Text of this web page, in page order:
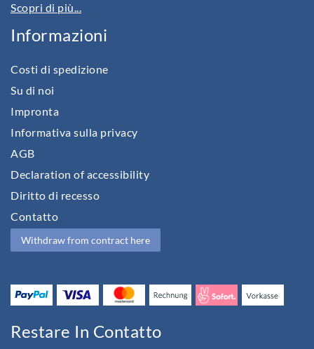
Scopri di più...
Informazioni
Costi di spedizione
Su di noi
Impronta
Informativa sulla privacy
AGB
Declaration of accessibility
Diritto di recesso
Contatto
Withdraw from contract here
Restare In Contatto